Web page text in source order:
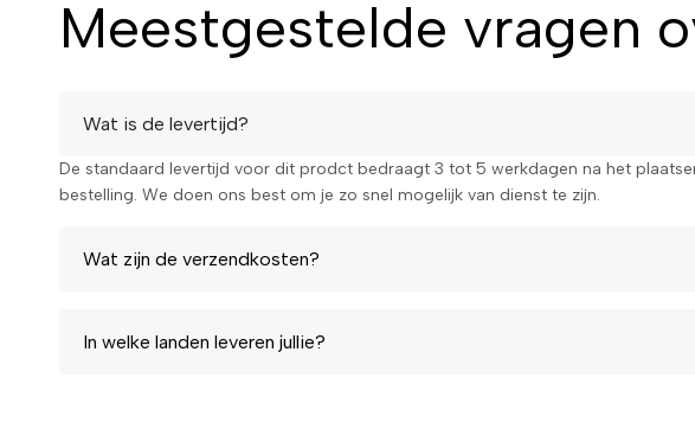
Meestgestelde vragen
Wat is de levertijd?
De standaard levertijd voor dit prodct bedraagt 3 tot 5 werkdagen na het
bestelling. We doen ons best om je zo snel mogelijk van dienst te zijn.
Wat zijn de verzendkosten?
In welke landen leveren jullie?